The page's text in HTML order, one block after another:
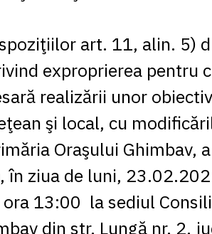
art. 11, alin. 5)
exproprierea pentru
realizării unor
şi local, cu
Oraşului Ghimbav,
în ziua de luni,
13:00 la sediul
din str. Lungă nr. 2,